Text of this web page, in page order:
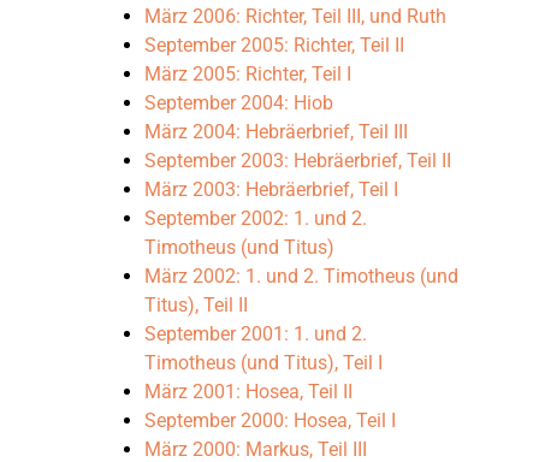
März 2000: Markus,
März 1999: Markus,
September 1998:
September 1997:
März 2006: Richter, Teil III, und Ruth
September 2005: Richter, Teil II
März 2005: Richter, Teil I
September 2004: Hiob
März 2004: Hebräerbrief, Teil III
September 2003: Hebräerbrief, Teil II
März 2003: Hebräerbrief, Teil I
September 2002: 1. und 2.
Timotheus (und Titus)
März 2002: 1. und 2. Timotheus (und
Titus), Teil II
September 2001: 1. und 2.
Timotheus (und Titus), Teil I
März 2001: Hosea, Teil II
September 2000: Hosea, Teil I
März 2000: Markus, Teil III